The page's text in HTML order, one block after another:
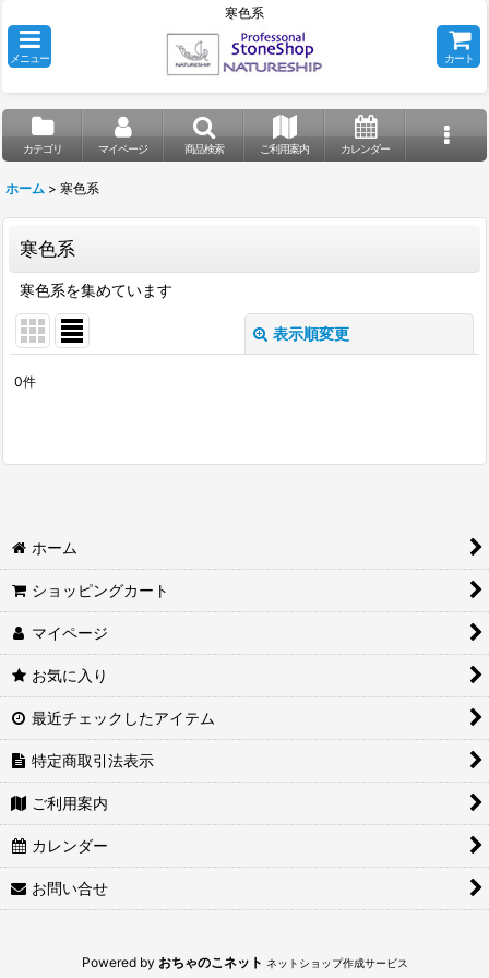
寒色系
メニュー カート
カテゴリ マイページ 商品検索 ご利用案内 カレンダー
ホーム > 寒色系
寒色系
寒色系を集めています
表示順変更
0件
ホーム
ショッピングカート
マイページ
お気に入り
最近チェックしたアイテム
特定商取引法表示
ご利用案内
カレンダー
お問い合せ
Powered by おちゃのこネット ネットショップ作成サービス